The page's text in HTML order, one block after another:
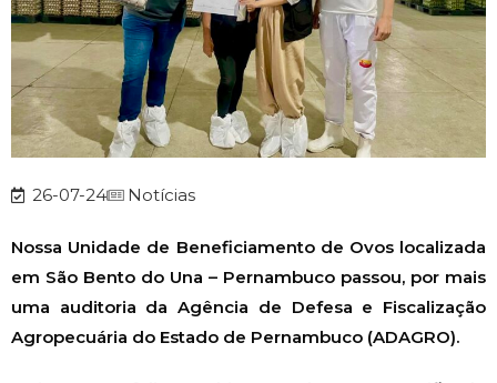
26-07-24 Notícias
Nossa Unidade de Beneficiamento de Ovos localizada
em São Bento do Una – Pernambuco passou, por mais
uma auditoria da Agência de Defesa e Fiscalização
Agropecuária do Estado de Pernambuco (ADAGRO).